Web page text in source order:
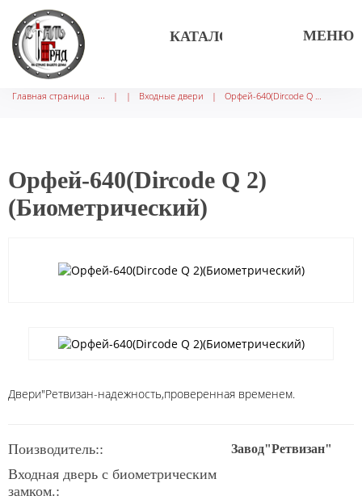
КАТАЛОГ ТОВАРОВМЕНЮ
Главная страница | | Входные двери |
Орфей-640(Dircode Q 2)
(Биометрический)
Двери"Ретвизан-надежность,проверенная временем.
Поизводитель:: Завод"Ретвизан"
Входная дверь с биометрическим
замком.: